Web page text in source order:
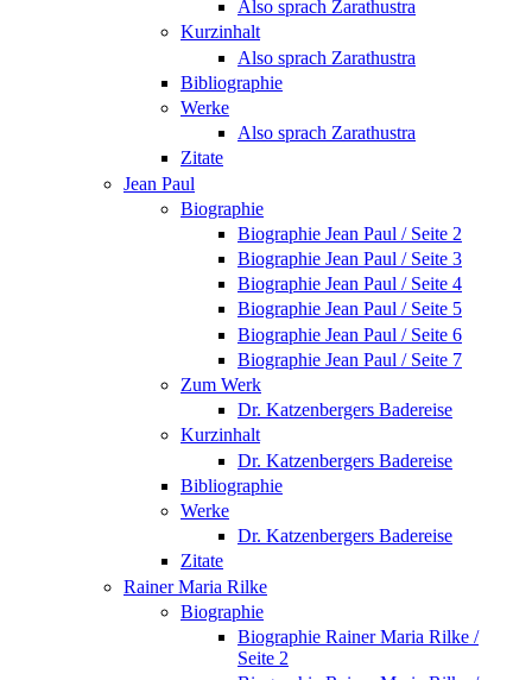
Also sprach Zarathustra
Kurzinhalt
Also sprach Zarathustra
Bibliographie
Werke
Also sprach Zarathustra
Zitate
Jean Paul
Biographie
Biographie Jean Paul / Seite 2
Biographie Jean Paul / Seite 3
Biographie Jean Paul / Seite 4
Biographie Jean Paul / Seite 5
Biographie Jean Paul / Seite 6
Biographie Jean Paul / Seite 7
Zum Werk
Dr. Katzenbergers Badereise
Kurzinhalt
Dr. Katzenbergers Badereise
Bibliographie
Werke
Dr. Katzenbergers Badereise
Zitate
Rainer Maria Rilke
Biographie
Biographie Rainer Maria Rilke /
Seite 2